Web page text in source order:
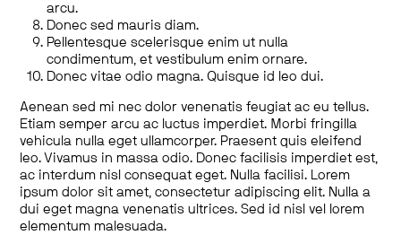
arcu.
Donec sed mauris diam.
Pellentesque scelerisque enim ut nulla
condimentum, et vestibulum enim ornare.
Donec vitae odio magna. Quisque id leo dui.
Aenean sed mi nec dolor venenatis feugiat ac eu tellus.
Etiam semper arcu ac luctus imperdiet. Morbi fringilla
vehicula nulla eget ullamcorper. Praesent quis eleifend
leo. Vivamus in massa odio. Donec facilisis imperdiet est,
ac interdum nisl consequat eget. Nulla facilisi. Lorem
ipsum dolor sit amet, consectetur adipiscing elit. Nulla a
dui eget magna venenatis ultrices. Sed id nisl vel lorem
elementum malesuada.